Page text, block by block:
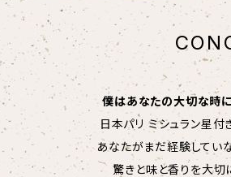
僕はあなたの大切な時
日本パリ ミシュラン星付
あなたがまだ経験してい
驚きと味と香りを大